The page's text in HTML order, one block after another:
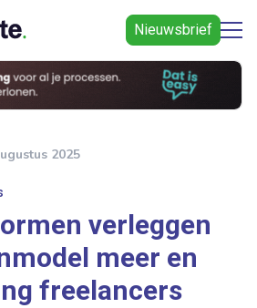
Nieuwsbrief
2025
verleggen
meer en
freelancers